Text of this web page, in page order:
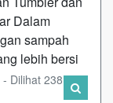
Dalam
sampah
lebih bersi
Dilihat 238